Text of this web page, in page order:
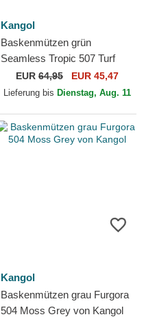
Kangol
Baskenmützen grün
Seamless Tropic 507 Turf
Green von Kangol
EUR 64,95 EUR 45,47
Lieferung bis Dienstag, Aug. 11
Kangol
Baskenmützen grau Furgora
504 Moss Grey von Kangol